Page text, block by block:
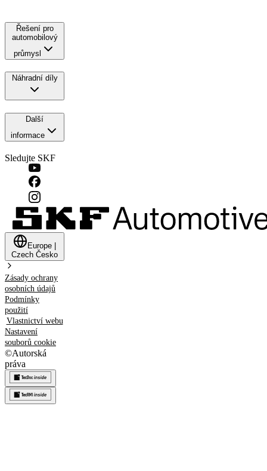
Řešení pro
automobilový
průmysl
Náhradní díly
Další
informace
Sledujte SKF
Europe
Czech Česko
Zásady ochrany
osobních údajů
Podmínky
použití
Vlastnictví webu
Nastavení
souborů cookie
©Autorská
práva